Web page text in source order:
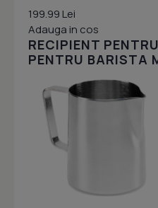
199.99 Lei
Adauga in cos
RECIPIENT
PENTRU BARISTA